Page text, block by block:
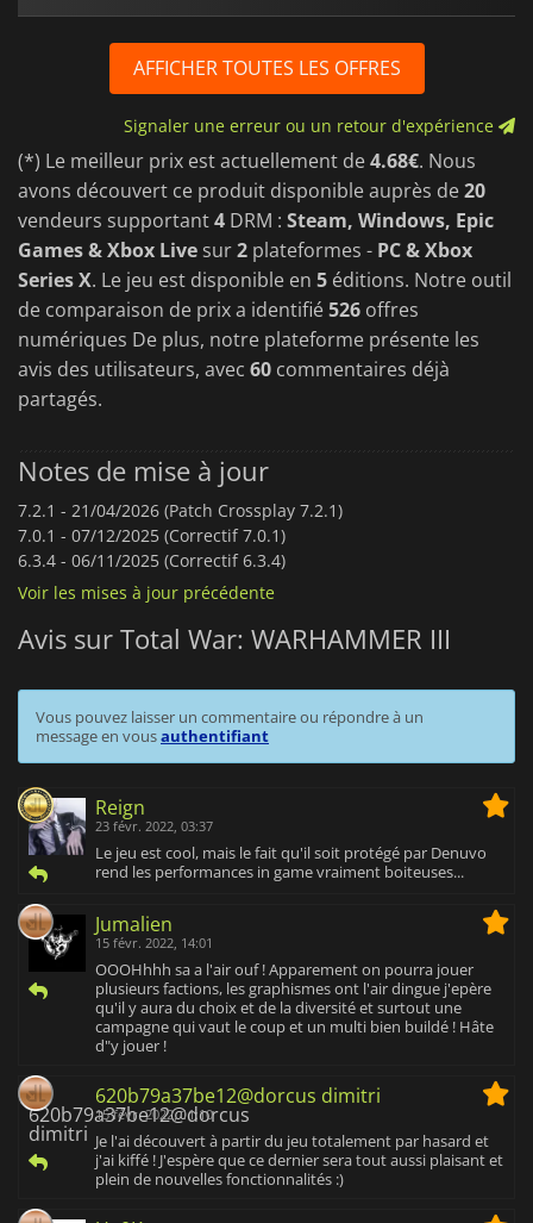
AFFICHER TOUTES LES OFFRES
Signaler une erreur ou un retour d'expérience
(*) Le meilleur prix est actuellement de4.68€. Nous
avons découvert ce produit disponible auprès de20
vendeurs supportant4 DRM : Steam, Windows, Epic
Games & Xbox Live sur2 plateformes - PC & Xbox
Series X. Le jeu est disponible en 5 éditions. Notre outil
de comparaison de prix a identifié526 offres
numériques De plus, notre plateforme présente les
avis des utilisateurs, avec 60 commentaires déjà
partagés.
Notes de mise à jour
7.2.1 - 21/04/2026 (Patch Crossplay 7.2.1)
7.0.1 - 07/12/2025 (Correctif 7.0.1)
6.3.4 - 06/11/2025 (Correctif 6.3.4)
Voir les mises à jour précédente
Avis sur Total War: WARHAMMER III
Vous pouvez laisser un commentaire ou répondre à un
message en vousauthentifiant
Reign
23 févr. 2022, 03:37
Le jeu est cool, mais le fait qu'il soit protégé par Denuvo
rend les performances in game vraiment boiteuses...
Jumalien
15 févr. 2022, 14:01
OOOHhhh sa a l'air ouf ! Apparement on pourra jouer
plusieurs factions, les graphismes ont l'air dingue j'epère
qu'il y aura du choix et de la diversité et surtout une
campagne qui vaut le coup et un multi bien buildé ! Hâte
d"y jouer !
620b79a37be12@dorcus dimitri
15 févr. 2022, 11:10
Je l'ai découvert à partir du jeu totalement par hasard et
j'ai kiffé ! J'espère que ce dernier sera tout aussi plaisant et
plein de nouvelles fonctionnalités :)